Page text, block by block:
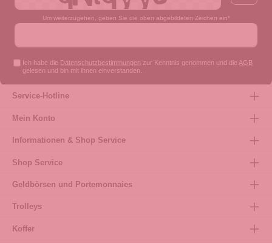
Um weiterzugehen, geben Sie die oben abgebildeten Zeichen ein*
Ich habe die Datenschutzbestimmungen zur Kenntnis genommen und die AGB
gelesen und bin mit ihnen einverstanden.
Service-Hotline
Mein Konto
Informationen & Shop Service
Shop Service
Geldbörsen und Portemonnaies
Trolleys
Koffer